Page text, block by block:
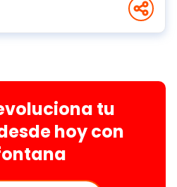
tu
hoy con